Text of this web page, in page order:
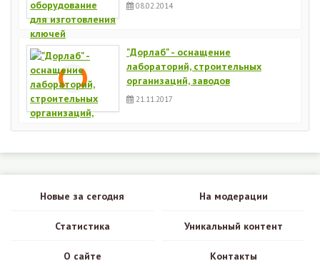
08.02.2014
"Дорлаб" - оснащение
лабораторий, строительных
организаций, заводов
21.11.2017
Новые за сегодня На модерации
Статистика Уникальный контент
О сайте Контакты